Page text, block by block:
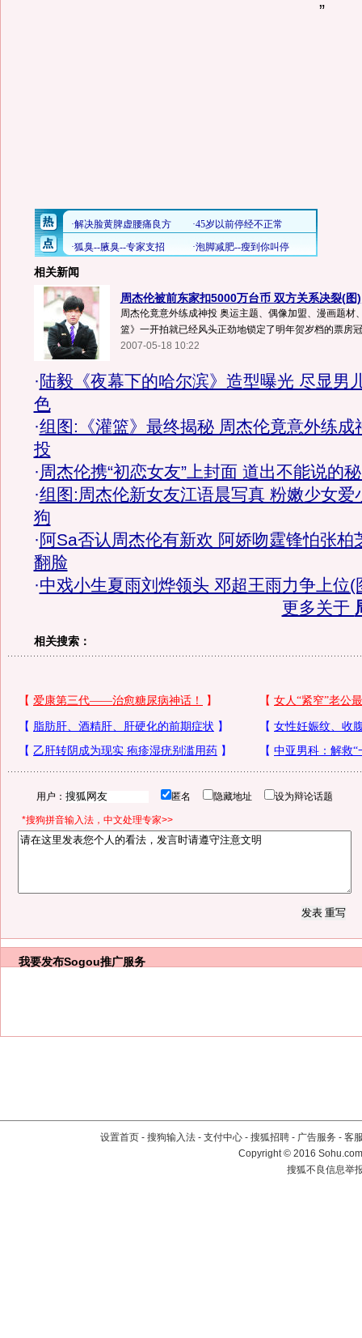
”
相关新闻
周杰伦被前东家扣5000万台币 双方关系决裂(图)
周杰伦竟意外练成神投 奥运主题、偶像加盟、漫画题材
篮》一开拍就已经风头正劲地锁定了明年贺岁档的票房
2007-05-18 10:22
·陆毅《夜幕下的哈尔滨》造型曝光 尽显男
色
·组图:《灌篮》最终揭秘 周杰伦竟意外练成
投
·周杰伦携“初恋女友”上封面 道出不能说的
·组图:周杰伦新女友江语晨写真 粉嫩少女爱
狗
·阿Sa否认周杰伦有新欢 阿娇吻霆锋怕张柏
翻脸
·中戏小生夏雨刘烨领头 邓超王雨力争上位(
更多关于
相关搜索：
用户： 匿名 隐藏地址 设为辩论话题
*搜狗拼音输入法，中文处理专家>>
我要发布Sogou推广服务
设置首页 - 搜狗输入法 - 支付中心 - 搜狐招聘 - 广告服务 - 客
Copyright©2016
搜狐不良信息举